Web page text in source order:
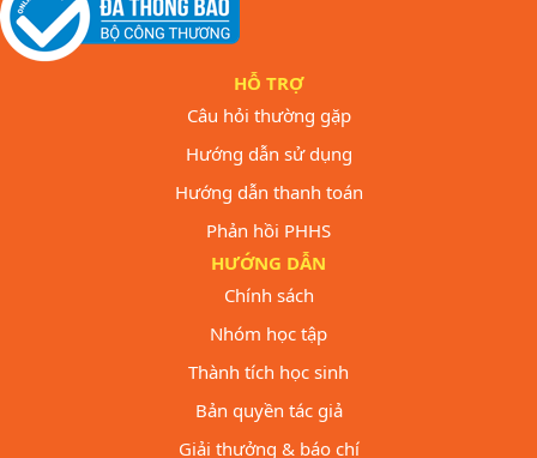
HỖ TRỢ
Câu hỏi thường gặp
Hướng dẫn sử dụng
Hướng dẫn thanh toán
Phản hồi PHHS
HƯỚNG DẪN
Chính sách
Nhóm học tập
Thành tích học sinh
Bản quyền tác giả
Giải thưởng & báo chí